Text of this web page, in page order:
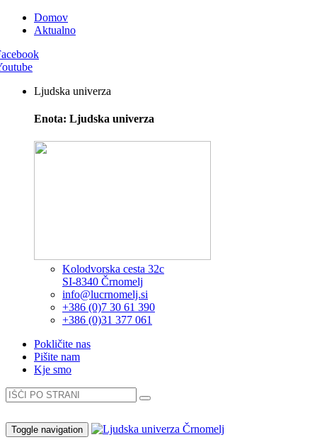
Domov
Aktualno
Ljudska univerza
Enota: Ljudska univerza
Kolodvorska cesta 32c
SI-8340 Črnomelj
info@lucrnomelj.si
+386 (0)7 30 61 390
+386 (0)31 377 061
Pokličite nas
Pišite nam
Kje smo
Toggle navigation